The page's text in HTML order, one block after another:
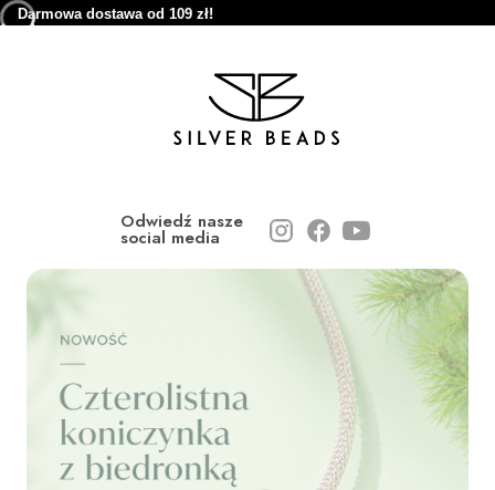
Darmowa dostawa od 109 zł!
Odwiedź nasze
social media